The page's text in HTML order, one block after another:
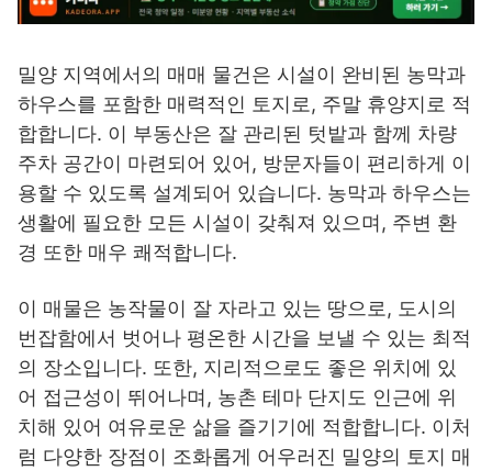
밀양 지역에서의 매매 물건은 시설이 완비된 농막과
하우스를 포함한 매력적인 토지로, 주말 휴양지로 적
합합니다. 이 부동산은 잘 관리된 텃밭과 함께 차량
주차 공간이 마련되어 있어, 방문자들이 편리하게 이
용할 수 있도록 설계되어 있습니다. 농막과 하우스는
생활에 필요한 모든 시설이 갖춰져 있으며, 주변 환
경 또한 매우 쾌적합니다.
이 매물은 농작물이 잘 자라고 있는 땅으로, 도시의
번잡함에서 벗어나 평온한 시간을 보낼 수 있는 최적
의 장소입니다. 또한, 지리적으로도 좋은 위치에 있
어 접근성이 뛰어나며, 농촌 테마 단지도 인근에 위
치해 있어 여유로운 삶을 즐기기에 적합합니다. 이처
럼 다양한 장점이 조화롭게 어우러진 밀양의 토지 매